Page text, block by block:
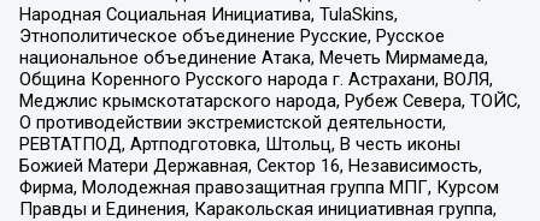
Народная Социальная Инициатива, TulaSkins,
Этнополитическое объединение Русские, Русское
национальное объединение Атака, Мечеть Мирмамеда,
Община Коренного Русского народа г. Астрахани, ВОЛЯ,
Меджлис крымскотатарского народа, Рубеж Севера, ТОЙС,
О противодействии экстремистской деятельности,
РЕВТАТПОД, Артподготовка, Штольц, В честь иконы
Божией Матери Державная, Сектор 16, Независимость,
Фирма, Молодежная правозащитная группа МПГ, Курсом
Правды и Единения, Каракольская инициативная группа,